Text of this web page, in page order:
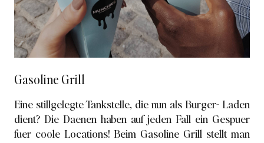
Gasoline Grill
Eine stillgelegte Tankstelle, die nun als Burger- Laden
dient? Die Daenen haben auf jeden Fall ein Gespuer
fuer coole Locations! Beim Gasoline Grill stellt man